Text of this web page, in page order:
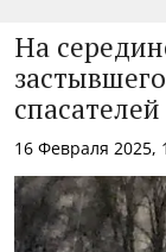
На
спасателей
16 Февраля 2025,